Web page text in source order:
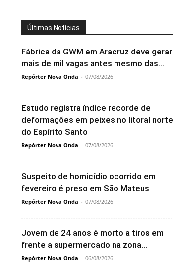
Últimas Notícias
Fábrica da GWM em Aracruz deve gerar
mais de mil vagas antes mesmo das...
Repórter Nova Onda - 07/08/2026
Estudo registra índice recorde de
deformações em peixes no litoral norte
do Espírito Santo
Repórter Nova Onda - 07/08/2026
Suspeito de homicídio ocorrido em
fevereiro é preso em São Mateus
Repórter Nova Onda - 07/08/2026
Jovem de 24 anos é morto a tiros em
frente a supermercado na zona...
Repórter Nova Onda - 06/08/2026